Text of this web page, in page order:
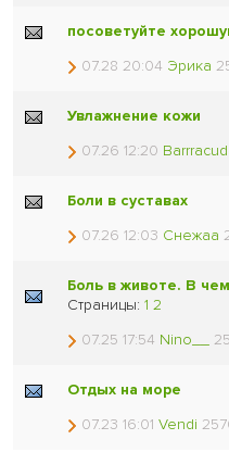
посоветуйте
07.28 20:04 Эрика
Увлажнение кожи
07.26 12:20
Боли в суставах
07.26 12:03 Снежаа
Боль в животе. В
Страницы:1 2
07.25 17:54 Nino__
Отдых на море
07.23 16:01 Vendi